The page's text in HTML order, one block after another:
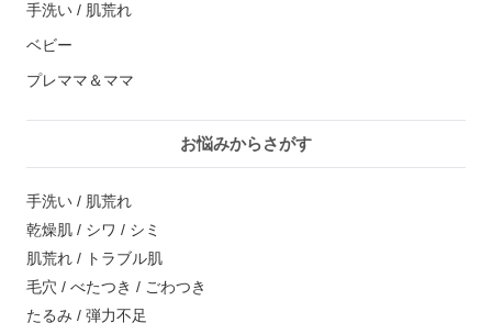
手洗い / 肌荒れ
ベビー
プレママ＆ママ
お悩みからさがす
手洗い / 肌荒れ
乾燥肌 / シワ / シミ
肌荒れ / トラブル肌
毛穴 / べたつき / ごわつき
たるみ / 弾力不足